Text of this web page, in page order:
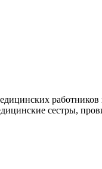
работников
сестры,